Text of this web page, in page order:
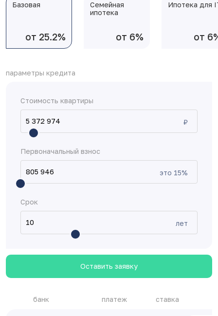
Базовая
от 25.2%
Семейная
ипотека
от 6%
Ипотека для
от
параметры кредита
Стоимость квартиры
₽
Первоначальный взнос
это 15%
Срок
лет
Оставить заявку
банк платеж ставка